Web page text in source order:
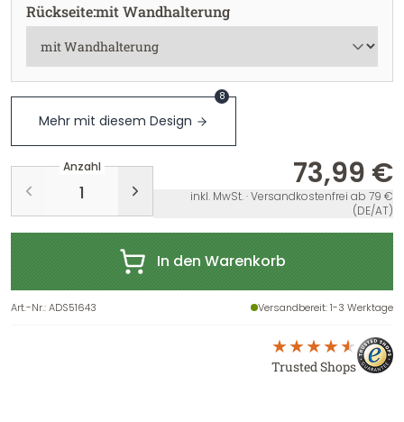
Rückseite:mit Wandhalterung
Mehr mit diesem Design
8
Anzahl 73,99 €
inkl. MwSt. · Versandkostenfrei ab 79 €
(DE/AT)
In den Warenkorb
Art.-Nr.:ADS51643 Versandbereit: 1-3 Werktage
Trusted Shops